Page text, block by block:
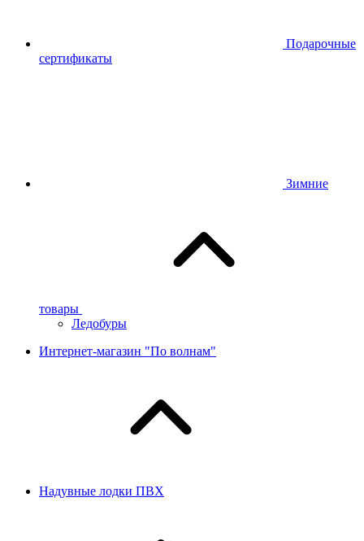
Подарочные
сертификаты
Зимние
товары
Ледобуры
Интернет-магазин "По волнам"
Надувные лодки ПВХ